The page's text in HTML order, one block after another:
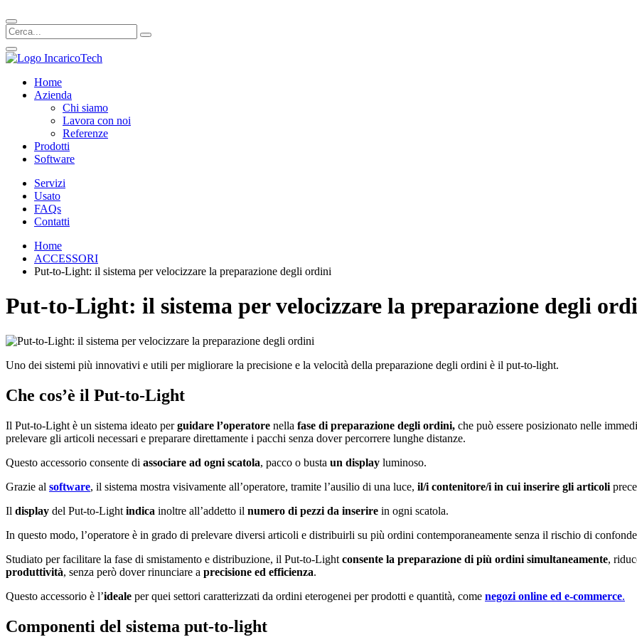
Home
Azienda
Chi siamo
Lavora con noi
Referenze
Prodotti
Software
Servizi
Usato
FAQs
Contatti
Home
ACCESSORI
Put-to-Light: il sistema per velocizzare la preparazione degli ordini
Put-to-Light: il sistema per velocizzare la preparazione degli
Uno dei sistemi più innovativi e utili per migliorare la precisione e la velocità della preparazione degli ordini è il put-to-light.
Che cos’è il Put-to-Light
Il Put-to-Light è un sistema ideato perguidare l’operatore nella fase di preparazione degli ordini, che può essere posizionato nelle
prelevare gli articoli necessari e preparare direttamente i pacchi senza dover percorrere lunghe distanze.
Questo accessorio consente di associare ad ogni scatola, pacco o busta un display luminoso.
Grazie al software, il sistema mostra visivamente all’operatore, tramite l’ausilio di una luce, il/i contenitore/i in cui inserire gli articoli
Il display del Put-to-Light indica inoltre all’addetto il numero di pezzi da inserire in ogni scatola.
In questo modo, l’operatore è in grado di prelevare diversi articoli e distribuirli su più ordini contemporaneamente senza il rischio di
Studiato per facilitare la fase di smistamento e distribuzione, il Put-to-Light consente la preparazione di più ordini simultaneamente,
produttività, senza però dover rinunciare a precisione ed efficienza.
Questo accessorio è l’ideale per quei settori caratterizzati da ordini eterogenei per prodotti e quantità, come negozi online ed e-commerce.
Componenti del sistema put-to-light